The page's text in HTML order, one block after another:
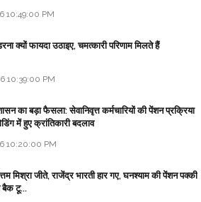
10:49:00 PM
क्यों फायदा उठाइए, चमत्कारी परिणाम मिलते हैं
10:39:00 PM
का बड़ा फैसला: सेवानिवृत्त कर्मचारियों की पेंशन प्रक्रिया
में हुए क्रांतिकारी बदलाव
10:20:00 PM
मिश्रा जीते, राजेंद्र भारती हार गए, घनश्याम की पेंशन पक्की
टू...